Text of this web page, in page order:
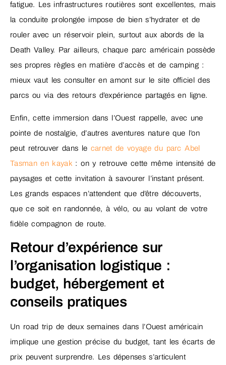
fatigue. Les infrastructures routières sont excellentes, mais
la conduite prolongée impose de bien s’hydrater et de
rouler avec un réservoir plein, surtout aux abords de la
Death Valley. Par ailleurs, chaque parc américain possède
ses propres règles en matière d’accès et de camping :
mieux vaut les consulter en amont sur le site officiel des
parcs ou via des retours d’expérience partagés en ligne.
Enfin, cette immersion dans l’Ouest rappelle, avec une
pointe de nostalgie, d’autres aventures nature que l’on
peut retrouver dans le carnet de voyage du parc Abel
Tasman en kayak: on y retrouve cette même intensité de
paysages et cette invitation à savourer l’instant présent.
Les grands espaces n’attendent que d’être découverts,
que ce soit en randonnée, à vélo, ou au volant de votre
fidèle compagnon de route.
Retour d’expérience sur
l’organisation logistique :
budget, hébergement et
conseils pratiques
Un road trip de deux semaines dans l’Ouest américain
implique une gestion précise du budget, tant les écarts de
prix peuvent surprendre. Les dépenses s’articulent